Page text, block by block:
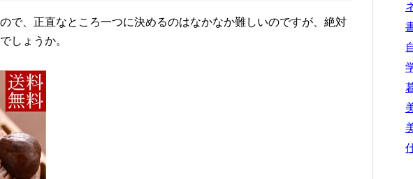
で、正直なところ一つに決めるのはなかなか難しいのですが、絶対
しょうか。